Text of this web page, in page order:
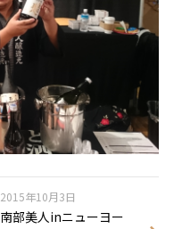
2015年10月3日
南部美人inニューヨー